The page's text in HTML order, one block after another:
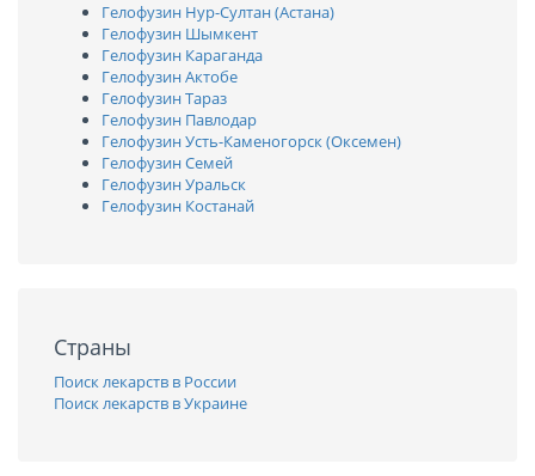
Гелофузин Нур-Султан (Астана)
Гелофузин Шымкент
Гелофузин Караганда
Гелофузин Актобе
Гелофузин Тараз
Гелофузин Павлодар
Гелофузин Усть-Каменогорск (Оксемен)
Гелофузин Семей
Гелофузин Уральск
Гелофузин Костанай
Страны
Поиск лекарств в России
Поиск лекарств в Украине